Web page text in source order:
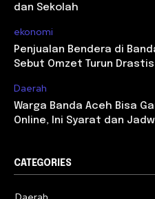
dan Sekolah
ekonomi
Penjualan Bendera di
Sebut Omzet Turun Drastis
Daerah
Warga Banda Aceh Bisa
Online, Ini Syarat dan
CATEGORIES